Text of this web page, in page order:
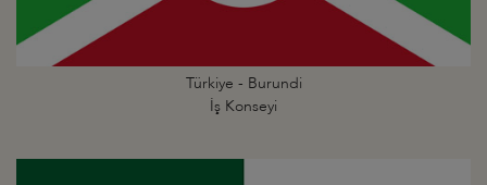
Türkiye - Burundi
İş Konseyi